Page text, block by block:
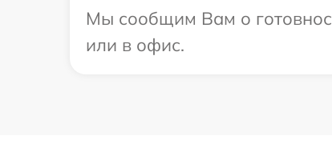
Мы сообщим Вам о
или в офис.